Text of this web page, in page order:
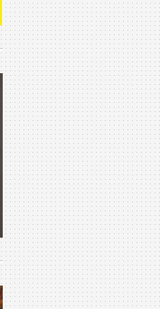
1月 (10)
3月 (16)
2月 (18)
1月 (20)
4月 (18)
3月 (17)
2月 (21)
1月 (14)
5月 (22)
4月 (25)
3月 (23)
2月 (23)
1月 (19)
7月 (24)
6月 (22)
5月 (20)
4月 (23)
3月 (23)
2月 (22)
1月 (23)
8月 (29)
7月 (26)
6月 (11)
5月 (7)
4月 (9)
3月 (8)
2月 (15)
9月 (18)
8月 (14)
7月 (15)
6月 (23)
5月 (20)
4月 (5)